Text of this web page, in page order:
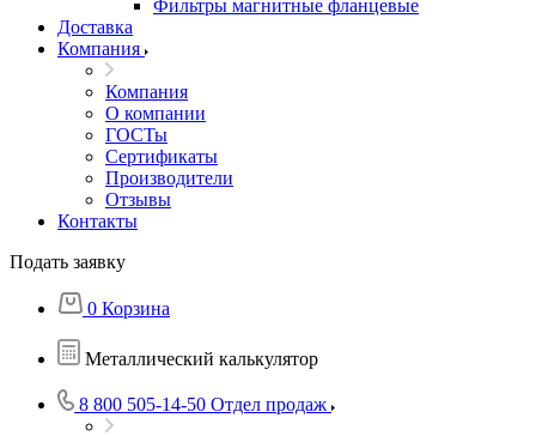
Фильтры магнитные фланцевые
Доставка
Компания
Компания
О компании
ГОСТы
Сертификаты
Производители
Отзывы
Контакты
Подать заявку
0 Корзина
Металлический калькулятор
8 800 505-14-50 Отдел продаж